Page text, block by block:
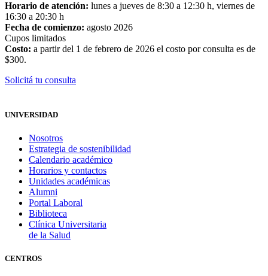
Horario de atención: lunes a jueves de 8:30 a 12:30 h, viernes de
16:30 a 20:30 h
Fecha de comienzo: agosto 2026
Cupos limitados
Costo: a partir del 1 de febrero de 2026 el costo por consulta es de
$300.
Solicitá tu consulta
UNIVERSIDAD
Nosotros
Estrategia de sostenibilidad
Calendario académico
Horarios y contactos
Unidades académicas
Alumni
Portal Laboral
Biblioteca
Clínica Universitaria
de la Salud
CENTROS